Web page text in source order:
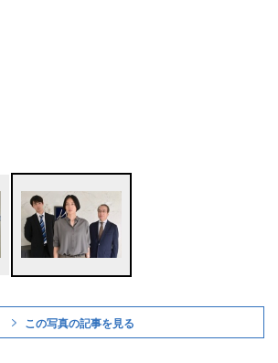
この写真の記事を見る